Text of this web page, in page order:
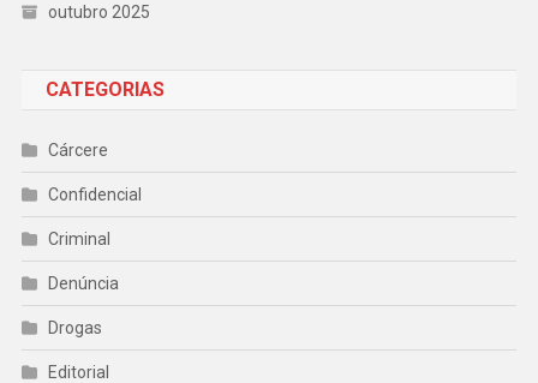
outubro 2025
CATEGORIAS
Cárcere
Confidencial
Criminal
Denúncia
Drogas
Editorial